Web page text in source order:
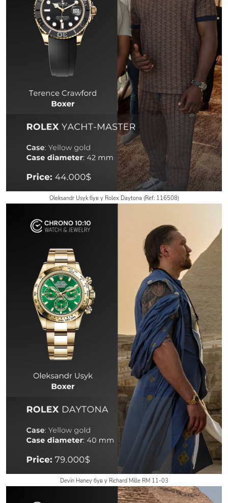
Oleksandr Usyk був у Rolex Daytonа (Ref: 116508)
Devin Haney був у Richard Mille RM 11-03